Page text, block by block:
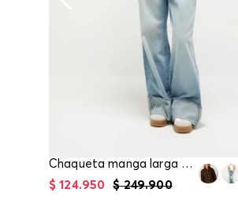
Chaqueta manga larga para mujer
$ 249.900
$ 124.950